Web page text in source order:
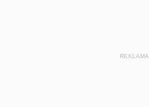
REKLAMA